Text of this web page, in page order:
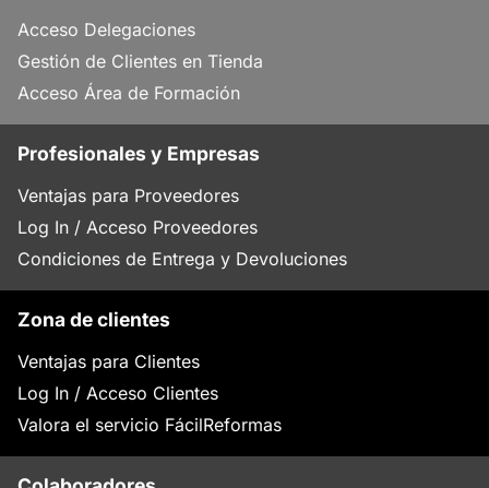
Acceso Delegaciones
Gestión de Clientes en Tienda
Acceso Área de Formación
Profesionales y Empresas
Ventajas para Proveedores
Log In / Acceso Proveedores
Condiciones de Entrega y Devoluciones
Zona de clientes
Ventajas para Clientes
Log In / Acceso Clientes
Valora el servicio FácilReformas